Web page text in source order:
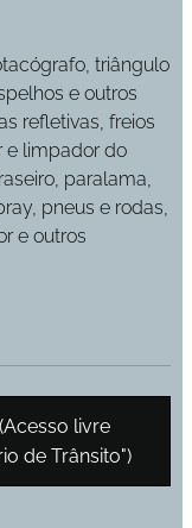
triângulo
e outros
refletivas, freios
e limpador do
paralama,
pneus e rodas,
e outros
livre
de Trânsito")